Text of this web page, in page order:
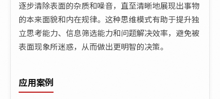
逐步清除表面的杂质和噪音，直至清晰地展现出事物
的本来面貌和内在规律。这种思维模式有助于提升独
立思考能力、信息筛选能力和问题解决效率，避免被
表面现象所迷惑，从而做出更明智的决策。
应用案例